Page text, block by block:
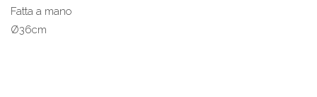
Fatta a mano
Ø36cm